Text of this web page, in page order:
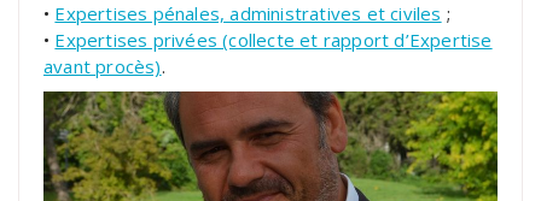
• Expertises pénales, administratives et civiles ;
• Expertises privées (collecte et rapport d’Expertise
avant procès).